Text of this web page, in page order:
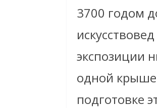
3700 годом
экспозиции
одной
подготовке